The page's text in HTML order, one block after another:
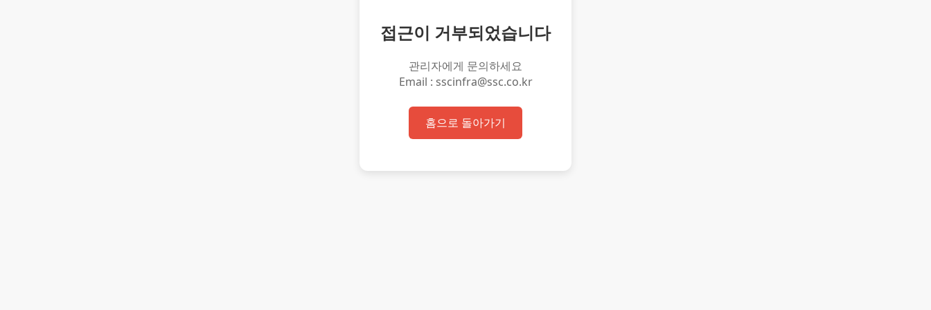
접근이 거부되었습니다
관리자에게 문의하세요
Email : sscinfra@ssc.co.kr
홈으로 돌아가기